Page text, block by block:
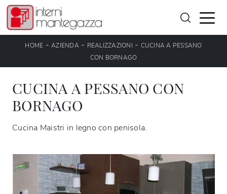
HOME -AZIENDA- REALIZZAZIONI - CUCINA A PESSANO
CON BORNAGO
CUCINA A PESSANO CON
BORNAGO
Cucina Maistri in legno con penisola.